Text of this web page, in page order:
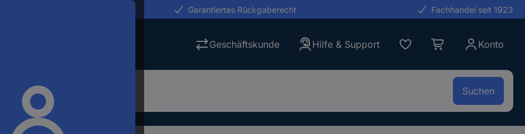
Garantiertes Rückgaberecht Fachhandel seit 1923
Geschäftskunde Hilfe & Support Konto
Suchen